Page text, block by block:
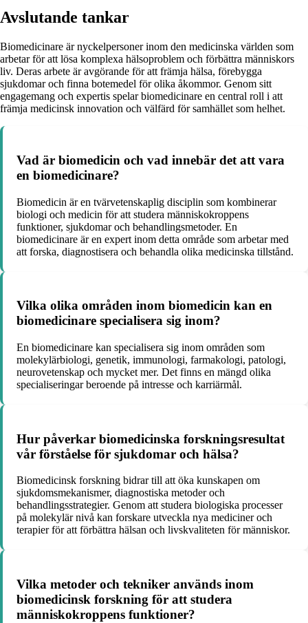
Avslutande tankar
Biomedicinare är nyckelpersoner inom den medicinska världen som
arbetar för att lösa komplexa hälsoproblem och förbättra människors
liv. Deras arbete är avgörande för att främja hälsa, förebygga
sjukdomar och finna botemedel för olika åkommor. Genom sitt
engagemang och expertis spelar biomedicinare en central roll i att
främja medicinsk innovation och välfärd för samhället som helhet.
Vad är biomedicin och vad innebär det att vara
en biomedicinare?
Biomedicin är en tvärvetenskaplig disciplin som kombinerar
biologi och medicin för att studera människokroppens
funktioner, sjukdomar och behandlingsmetoder. En
biomedicinare är en expert inom detta område som arbetar med
att forska, diagnostisera och behandla olika medicinska tillstånd.
Vilka olika områden inom biomedicin kan en
biomedicinare specialisera sig inom?
En biomedicinare kan specialisera sig inom områden som
molekylärbiologi, genetik, immunologi, farmakologi, patologi,
neurovetenskap och mycket mer. Det finns en mängd olika
specialiseringar beroende på intresse och karriärmål.
Hur påverkar biomedicinska forskningsresultat
vår förståelse för sjukdomar och hälsa?
Biomedicinsk forskning bidrar till att öka kunskapen om
sjukdomsmekanismer, diagnostiska metoder och
behandlingsstrategier. Genom att studera biologiska processer
på molekylär nivå kan forskare utveckla nya mediciner och
terapier för att förbättra hälsan och livskvaliteten för människor.
Vilka metoder och tekniker används inom
biomedicinsk forskning för att studera
människokroppens funktioner?